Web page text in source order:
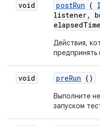
void postRun (
listener,
elapsed
Действия,
предпринять
void preRun ()
Выполните
запуском